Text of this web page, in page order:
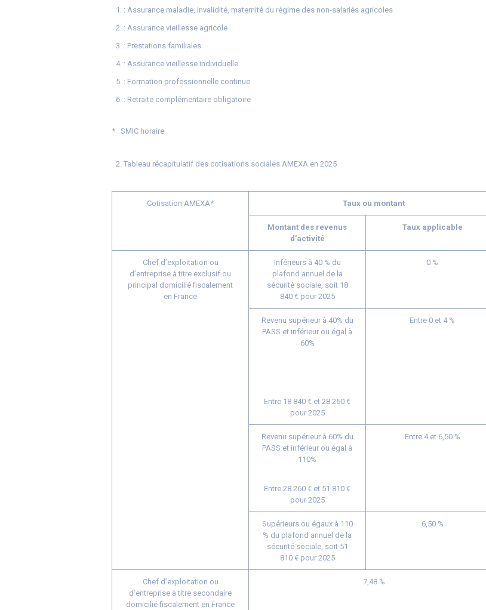
: Assurance maladie, invalidité, maternité du régime des non-salariés agricoles
: Assurance vieillesse agricole
: Prestations familiales
: Assurance vieillesse individuelle
: Formation professionnelle continue
: Retraite complémentaire obligatoire
* : SMIC horaire
Tableau récapitulatif des cotisations sociales AMEXA en 2025
Cotisation AMEXA* Taux ou montant
Montant des revenus
d’activité
Taux applicable
Chef d’exploitation ou
d’entreprise à titre exclusif ou
principal domicilié fiscalement
en France
Inférieurs à 40 % du
plafond annuel de la
sécurité sociale, soit 18
840 € pour 2025
0 %
Revenu supérieur à 40% du
PASS et inférieur ou égal à
60%
Entre 18 840 € et 28 260 €
pour 2025
Entre 0 et 4 %
Revenu supérieur à 60% du
PASS et inférieur ou égal à
110%
Entre 28 260 € et 51 810 €
pour 2025
Entre 4 et 6,50 %
Supérieurs ou égaux à 110
% du plafond annuel de la
sécurité sociale, soit 51
810 € pour 2025
6,50 %
Chef d’exploitation ou
d’entreprise à titre secondaire
domicilié fiscalement en France
7,48 %